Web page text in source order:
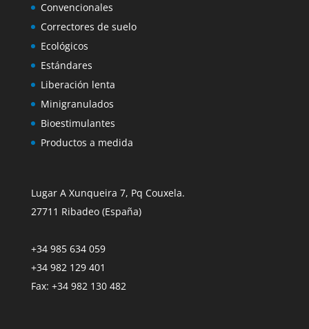
Convencionales
Correctores de suelo
Ecológicos
Estándares
Liberación lenta
Minigranulados
Bioestimulantes
Productos a medida
Lugar A Xunqueira 7, Pq Couxela.
27711 Ribadeo (España)
+34 985 634 059
+34 982 129 401
Fax: +34 982 130 482